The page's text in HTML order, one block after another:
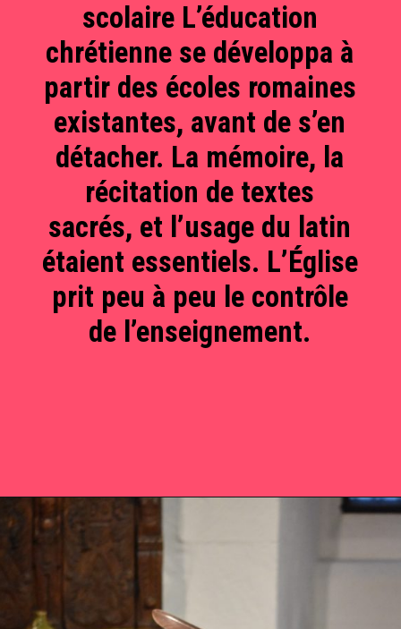
scolaire L’éducation
chrétienne se développa à
partir des écoles romaines
existantes, avant de s’en
détacher. La mémoire, la
récitation de textes
sacrés, et l’usage du latin
étaient essentiels. L’Église
prit peu à peu le contrôle
de l’enseignement.